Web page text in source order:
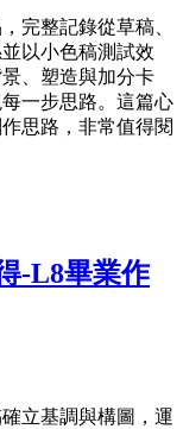
完整記錄從草稿、
以小色稿測試效
、塑造與加分卡
一步思路。這篇心
思路，非常值得閱
-L8畢業作
立基調與構圖，運